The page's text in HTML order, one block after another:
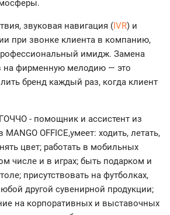
звуковая навигация ( IVR) и
при звонке клиента в компанию,
имидж. Замена
на фирменную мелодию — это
бренд каждый раз, когда клиент